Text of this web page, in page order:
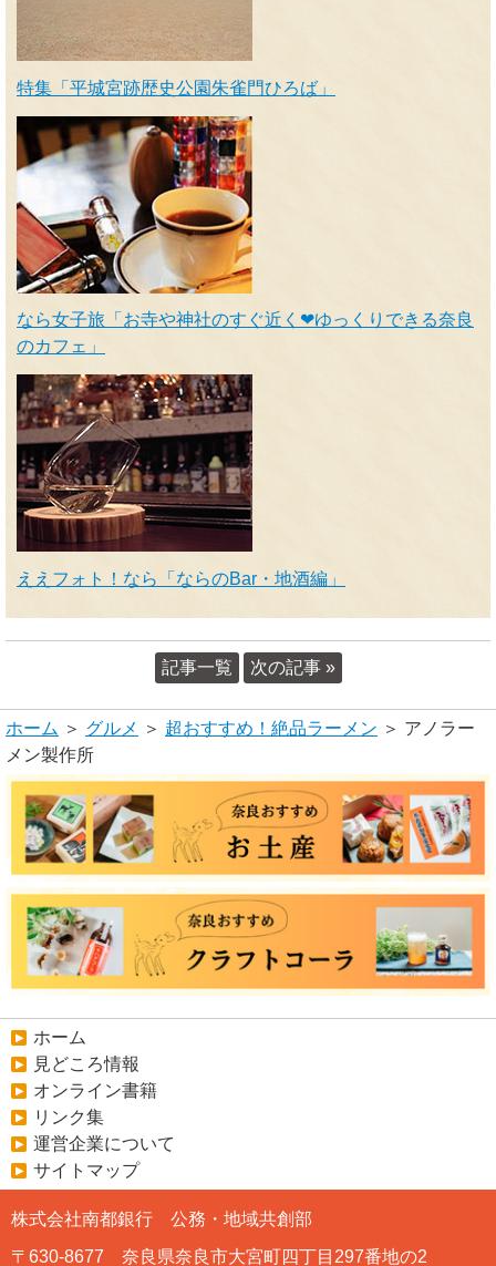
特集「平城宮跡歴史公園朱雀門ひろば」
なら女子旅「お寺や神社のすぐ近く❤ゆっくりできる奈良
のカフェ」
ええフォト！なら「ならのBar・地酒編」
記事一覧 次の記事 »
ホーム ＞ グルメ ＞ 超おすすめ！絶品ラーメン ＞ アノラー
メン製作所
ホーム
見どころ情報
オンライン書籍
リンク集
運営企業について
サイトマップ
株式会社南都銀行 公務・地域共創部
〒630-8677 奈良県奈良市大宮町四丁目297番地の2